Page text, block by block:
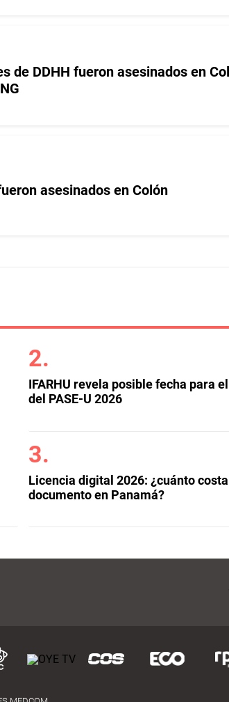
de DDHH fueron asesinados en
asesinados en Colón
IFARHU revela posible fecha para
del PASE-U 2026
Licencia digital 2026: ¿cuánto
documento en Panamá?